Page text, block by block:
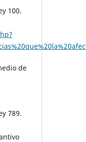
100.
de
789.